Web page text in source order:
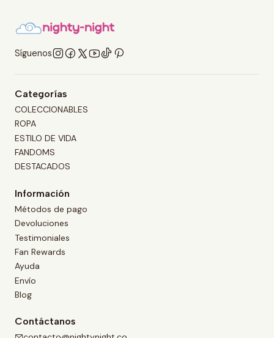
Síguenos
Categorías
COLECCIONABLES
ROPA
ESTILO DE VIDA
FANDOMS
DESTACADOS
Información
Métodos de pago
Devoluciones
Testimoniales
Fan Rewards
Ayuda
Envío
Blog
Contáctanos